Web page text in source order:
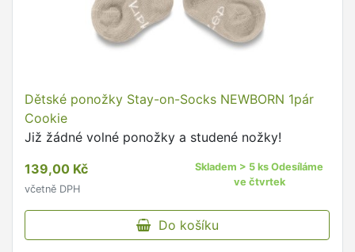
Dětské ponožky Stay-on-Socks NEWBORN 1pár
Cookie
Již žádné volné ponožky a studené nožky!
139,00 Kč
včetně DPH
Skladem > 5 ks Odesíláme
ve čtvrtek
Do košíku